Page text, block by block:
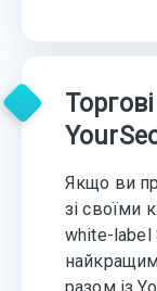
Якщо ви
зі своїми
white-label
разом із